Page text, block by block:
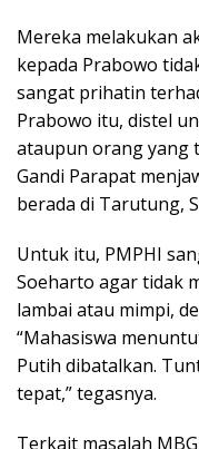
Mereka melakukan
kepada Prabowo
sangat prihatin
Prabowo itu, distel
ataupun orang yang
Gandi Parapat
berada di Tarutung,
Untuk itu, PMPHI
Soeharto agar tidak
lambai atau mimpi,
“Mahasiswa
Putih dibatalkan.
tepat,” tegasnya.
Terkait masalah